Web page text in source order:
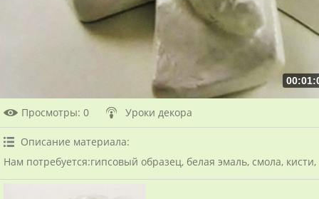
Просмотры: 0 Уроки декора
Описание материала:
Нам потребуется:гипсовый образец, белая эмаль, смола,